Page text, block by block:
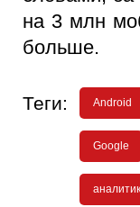
на 3 млн
больше.
Теги: Android
Google